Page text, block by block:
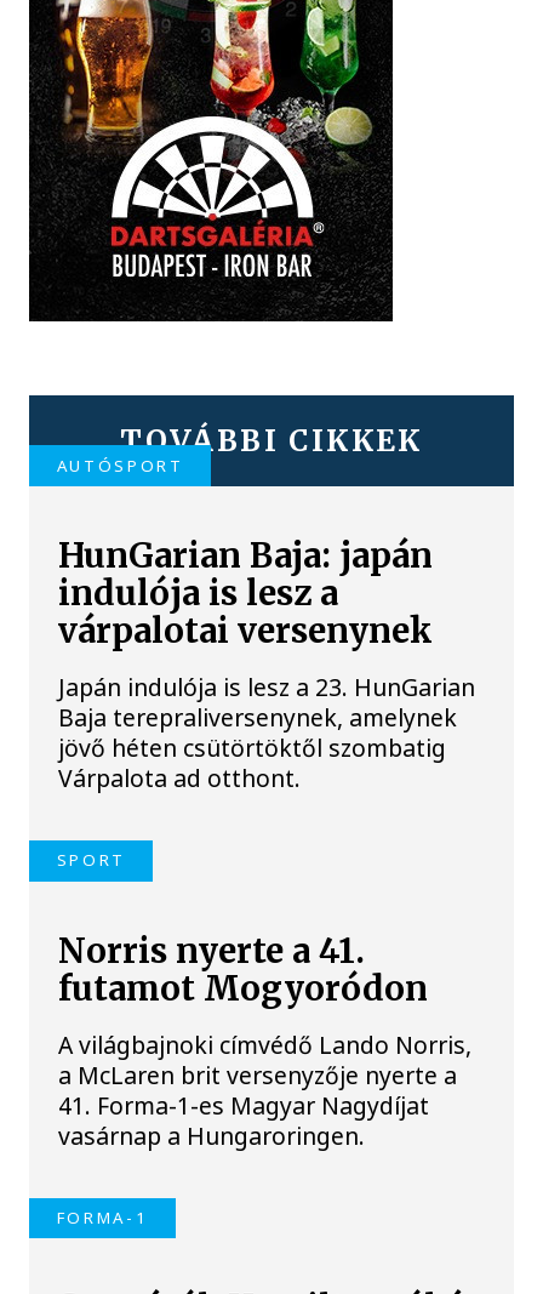
TOVÁBBI CIKKEK
AUTÓSPORT
HunGarian Baja: japán
indulója is lesz a
várpalotai versenynek
Japán indulója is lesz a 23. HunGarian
Baja terepraliversenynek, amelynek
jövő héten csütörtöktől szombatig
Várpalota ad otthont.
SPORT
Norris nyerte a 41.
futamot Mogyoródon
A világbajnoki címvédő Lando Norris,
a McLaren brit versenyzője nyerte a
41. Forma-1-es Magyar Nagydíjat
vasárnap a Hungaroringen.
FORMA-1